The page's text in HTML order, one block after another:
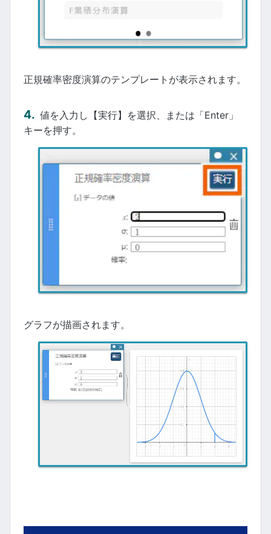
正規確率密度演算のテンプレートが表示されます。
値を入力し【実行】を選択、または「Enter」
キーを押す。
グラフが描画されます。